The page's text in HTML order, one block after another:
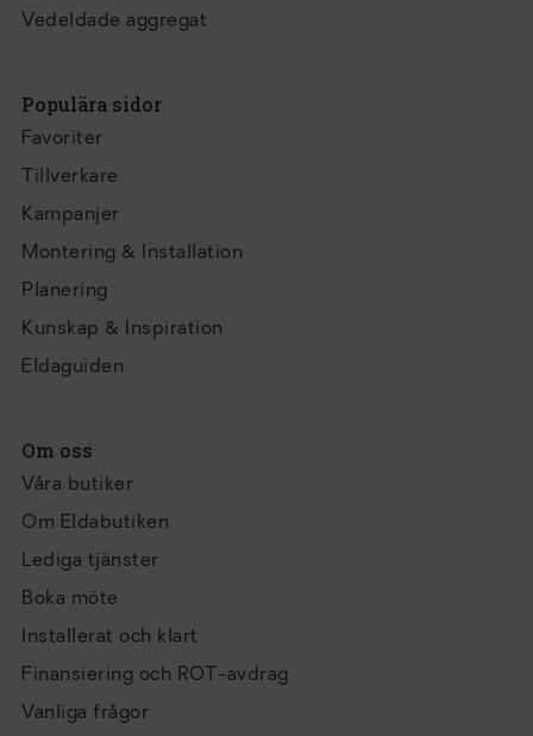
Vedeldade aggregat
Populära sidor
Favoriter
Tillverkare
Kampanjer
Montering & Installation
Planering
Kunskap & Inspiration
Eldaguiden
Om oss
Våra butiker
Om Eldabutiken
Lediga tjänster
Boka möte
Installerat och klart
Finansiering och ROT-avdrag
Vanliga frågor